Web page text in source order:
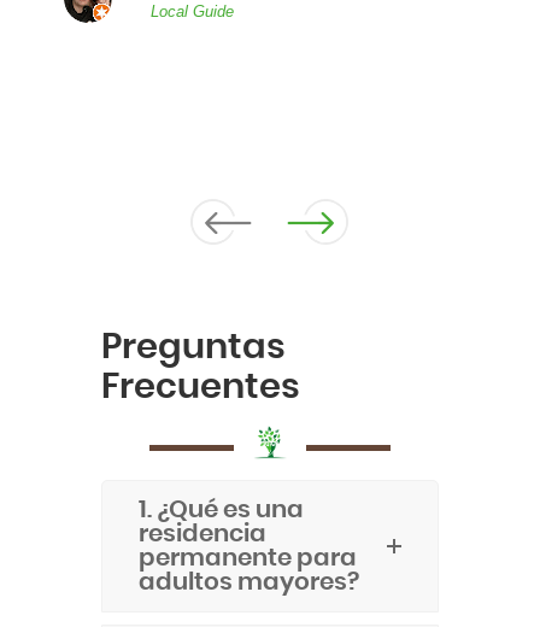
Local Guide
Preguntas
Frecuentes
1. ¿Qué es una
residencia
permanente para
adultos mayores?